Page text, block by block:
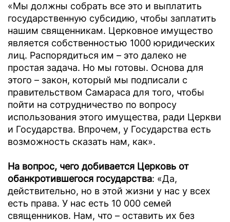
«Мы должны собрать все это и выплатить
государственную субсидию, чтобы заплатить
нашим священникам. Церковное имущество
является собственностью 1000 юридических
лиц. Распорядиться им – это далеко не
простая задача. Но мы готовы. Основа для
этого – закон, который мы подписали с
правительством Самараса для того, чтобы
пойти на сотрудничество по вопросу
использования этого имущества, ради Церкви
и Государства. Впрочем, у Государства есть
возможность сказать нам, как».
На вопрос, чего добивается Церковь от
обанкротившегося государства: «Да,
действительно, но в этой жизни у нас у всех
есть права. У нас есть 10 000 семей
священников. Нам, что – оставить их без